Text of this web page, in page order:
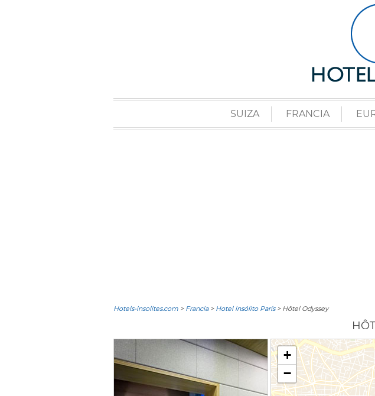
SUIZA FRANCIA
Hotels-insolites.com > Francia> Hotel insólito París> Hôtel Odyssey
+
−